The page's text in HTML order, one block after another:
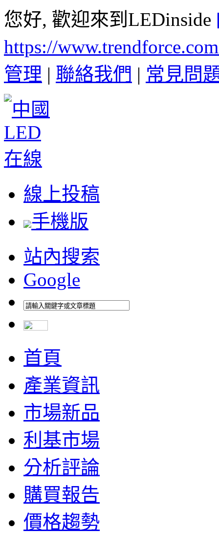
您好, 歡迎來到LEDinside
https://
管理 | 聯絡我們 | 常見問
線上投稿
手機版
站內搜索
Google
首頁
產業資訊
市場新品
利基市場
分析評論
購買報告
價格趨勢